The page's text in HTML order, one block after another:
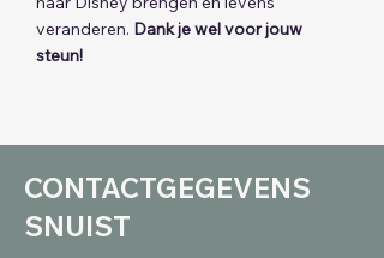
veranderen. Dank je wel voor jouw
steun!
CONTACTGEGEVENS
SNUIST